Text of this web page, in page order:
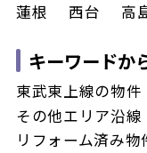
蓮根
西台 高
キーワードか
東武東上線の物件
その他エリア沿線
リフォーム済み物